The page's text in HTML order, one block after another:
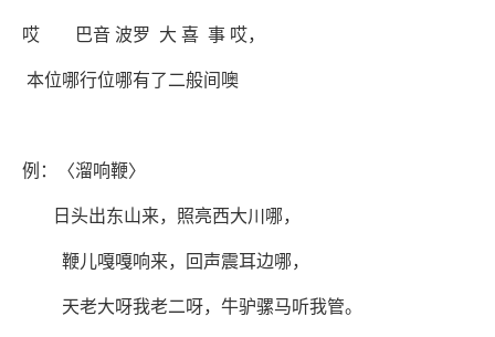
哎 巴音 波罗 大 喜 事 哎，
本位哪行位哪有了二般间噢
例：〈溜响鞭〉
日头出东山来，照亮西大川哪，
鞭儿嘎嘎响来，回声震耳边哪，
天老大呀我老二呀，牛驴骡马听我管。